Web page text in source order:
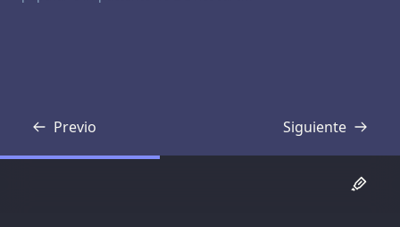
Previo
Transcripción Siguiente
Transcripción